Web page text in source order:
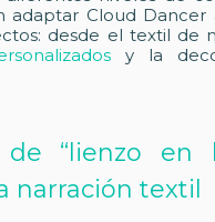
adaptar Cloud Dancer
desde el textil de
y la
“lienzo en
narración textil